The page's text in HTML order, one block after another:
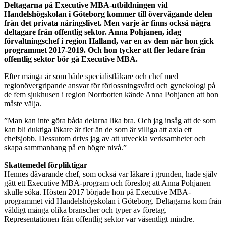
Deltagarna på Executive MBA-utbildningen vid
Handelshögskolan i Göteborg kommer till övervägande delen
från det privata näringslivet. Men varje år finns också några
deltagare från offentlig sektor. Anna Pohjanen, idag
förvaltningschef i region Halland, var en av dem när hon gick
programmet 2017-2019. Och hon tycker att fler ledare från
offentlig sektor bör gå Executive MBA.
Efter många år som både specialistläkare och chef med
regionövergripande ansvar för förlossningsvård och gynekologi på
de fem sjukhusen i region Norrbotten kände Anna Pohjanen att hon
måste välja.
”Man kan inte göra båda delarna lika bra. Och jag insåg att de som
kan bli duktiga läkare är fler än de som är villiga att axla ett
chefsjobb. Dessutom drivs jag av att utveckla verksamheter och
skapa sammanhang på en högre nivå.”
Skattemedel förpliktigar
Hennes dåvarande chef, som också var läkare i grunden, hade själv
gått ett Executive MBA-program och föreslog att Anna Pohjanen
skulle söka. Hösten 2017 började hon på Executive MBA-
programmet vid Handelshögskolan i Göteborg. Deltagarna kom från
väldigt många olika branscher och typer av företag.
Representationen från offentlig sektor var väsentligt mindre.